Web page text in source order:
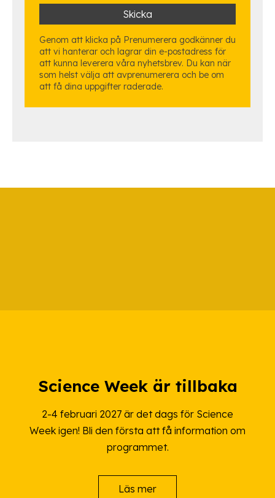
Genom att klicka på Prenumerera godkänner du
att vi hanterar och lagrar din e-postadress för
att kunna leverera våra nyhetsbrev. Du kan när
som helst välja att avprenumerera och be om
att få dina uppgifter raderade.
Science Week är tillbaka
2-4 februari 2027 är det dags för Science
Week igen! Bli den första att få information om
programmet.
Läs mer